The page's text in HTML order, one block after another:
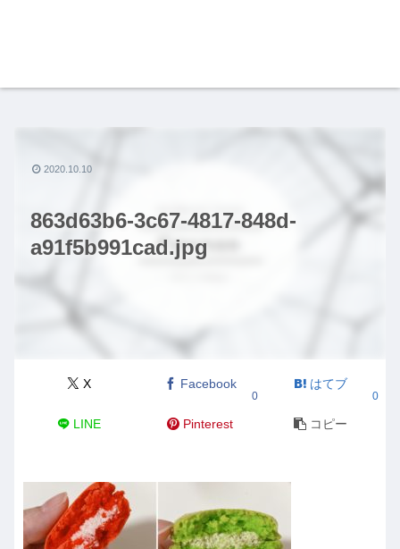
863d63b6-3c67-4817-848d-
a91f5b991cad.jpg
X Facebook
0
はてブ
0
LINE Pinterest コピー
2020.10.10